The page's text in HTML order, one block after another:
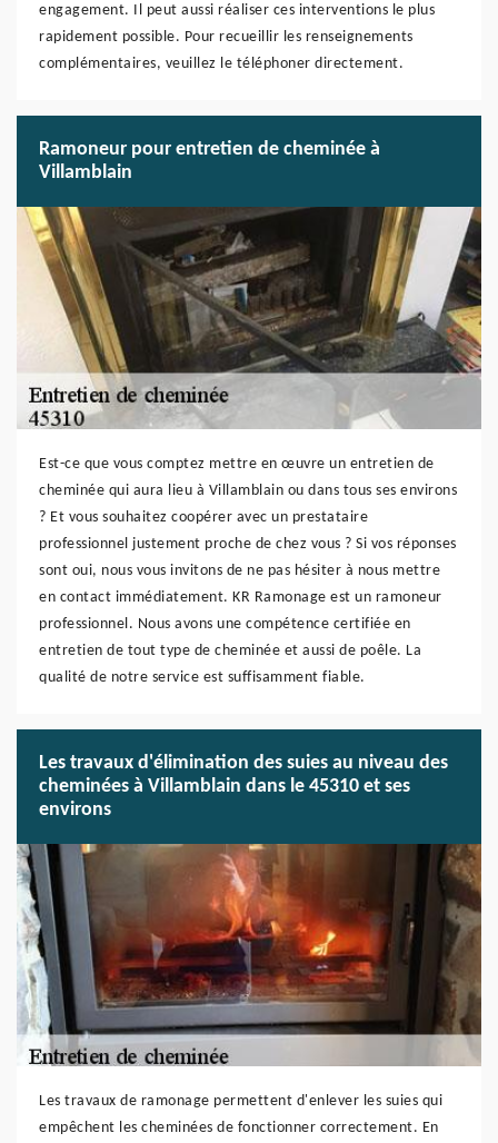
engagement. Il peut aussi réaliser ces interventions le plus
rapidement possible. Pour recueillir les renseignements
complémentaires, veuillez le téléphoner directement.
Ramoneur pour entretien de cheminée à
Villamblain
Est-ce que vous comptez mettre en œuvre un entretien de
cheminée qui aura lieu à Villamblain ou dans tous ses environs
? Et vous souhaitez coopérer avec un prestataire
professionnel justement proche de chez vous ? Si vos réponses
sont oui, nous vous invitons de ne pas hésiter à nous mettre
en contact immédiatement. KR Ramonage est un ramoneur
professionnel. Nous avons une compétence certifiée en
entretien de tout type de cheminée et aussi de poêle. La
qualité de notre service est suffisamment fiable.
Les travaux d'élimination des suies au niveau des
cheminées à Villamblain dans le 45310 et ses
environs
Les travaux de ramonage permettent d'enlever les suies qui
empêchent les cheminées de fonctionner correctement. En